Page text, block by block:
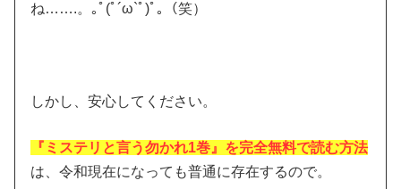
ね…….。｡ﾟ(ﾟ´ω`ﾟ)ﾟ｡（笑）
しかし、安心してください。
『ミステリと言う勿かれ1巻』を完全無料で読む方法
は、令和現在になっても普通に存在するので。